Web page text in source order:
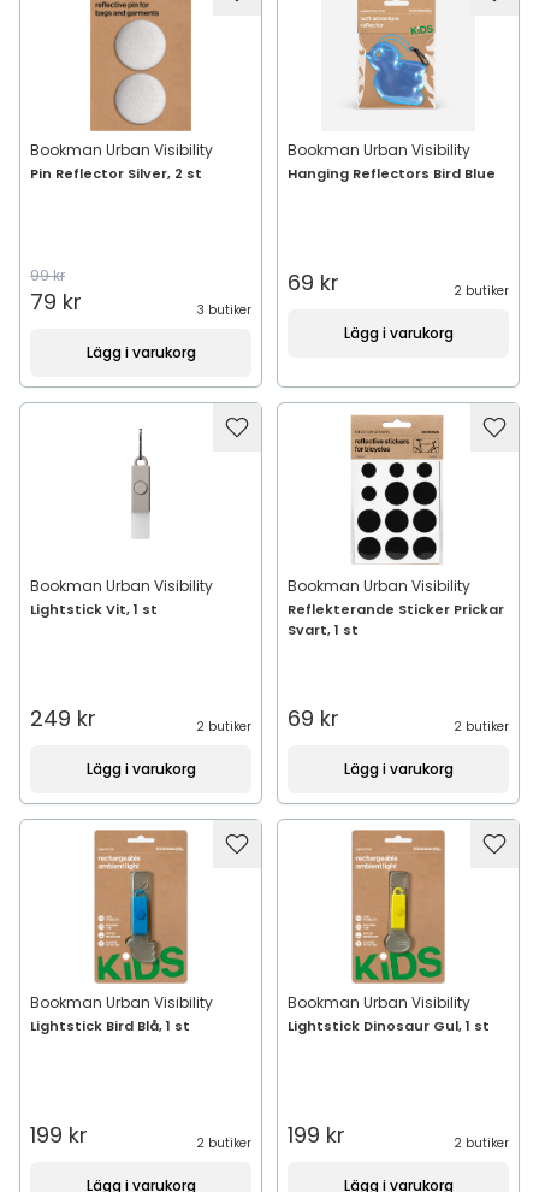
Bookman Urban Visibility
Pin Reflector Silver, 2 st
99 kr
79 kr 3 butiker
Lägg i varukorg
Bookman Urban Visibility
Hanging Reflectors Bird Blue
69 kr 2 butiker
Lägg i varukorg
Bookman Urban Visibility
Lightstick Vit, 1 st
249 kr 2 butiker
Lägg i varukorg
Bookman Urban Visibility
Reflekterande Sticker Prickar
Svart, 1 st
69 kr 2 butiker
Lägg i varukorg
Bookman Urban Visibility
Lightstick Bird Blå, 1 st
199 kr 2 butiker
Lägg i varukorg
Bookman Urban Visibility
Lightstick Dinosaur Gul, 1 st
199 kr 2 butiker
Lägg i varukorg